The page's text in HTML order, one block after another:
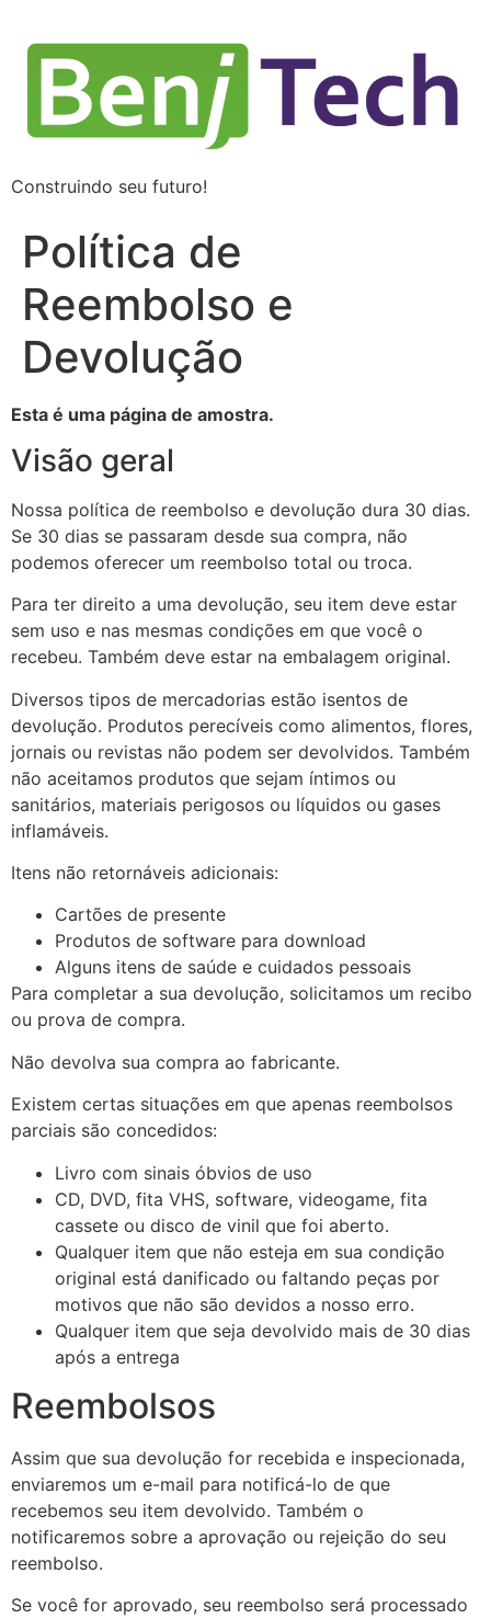
Construindo seu futuro!
Política de
Reembolso e
Devolução
Esta é uma página de amostra.
Visão geral
Nossa política de reembolso e devolução dura 30 dias.
Se 30 dias se passaram desde sua compra, não
podemos oferecer um reembolso total ou troca.
Para ter direito a uma devolução, seu item deve estar
sem uso e nas mesmas condições em que você o
recebeu. Também deve estar na embalagem original.
Diversos tipos de mercadorias estão isentos de
devolução. Produtos perecíveis como alimentos, flores,
jornais ou revistas não podem ser devolvidos. Também
não aceitamos produtos que sejam íntimos ou
sanitários, materiais perigosos ou líquidos ou gases
inflamáveis.
Itens não retornáveis adicionais:
Cartões de presente
Produtos de software para download
Alguns itens de saúde e cuidados pessoais
Para completar a sua devolução, solicitamos um recibo
ou prova de compra.
Não devolva sua compra ao fabricante.
Existem certas situações em que apenas reembolsos
parciais são concedidos:
Livro com sinais óbvios de uso
CD, DVD, fita VHS, software, videogame, fita
cassete ou disco de vinil que foi aberto.
Qualquer item que não esteja em sua condição
original está danificado ou faltando peças por
motivos que não são devidos a nosso erro.
Qualquer item que seja devolvido mais de 30 dias
após a entrega
Reembolsos
Assim que sua devolução for recebida e inspecionada,
enviaremos um e-mail para notificá-lo de que
recebemos seu item devolvido. Também o
notificaremos sobre a aprovação ou rejeição do seu
reembolso.
Se você for aprovado, seu reembolso será processado